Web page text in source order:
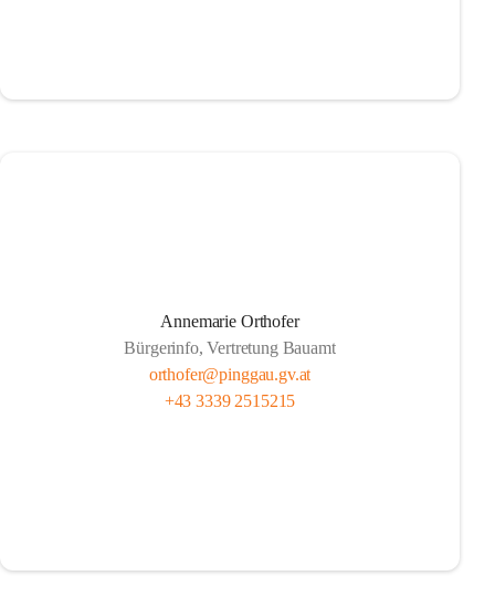
Annemarie Orthofer
Bürgerinfo, Vertretung Bauamt
orthofer@pinggau.gv.at
+43 3339 2515215